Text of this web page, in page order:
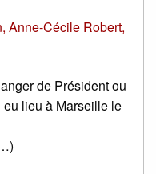
, Anne-Cécile Robert,
de Président ou
lieu à Marseille le